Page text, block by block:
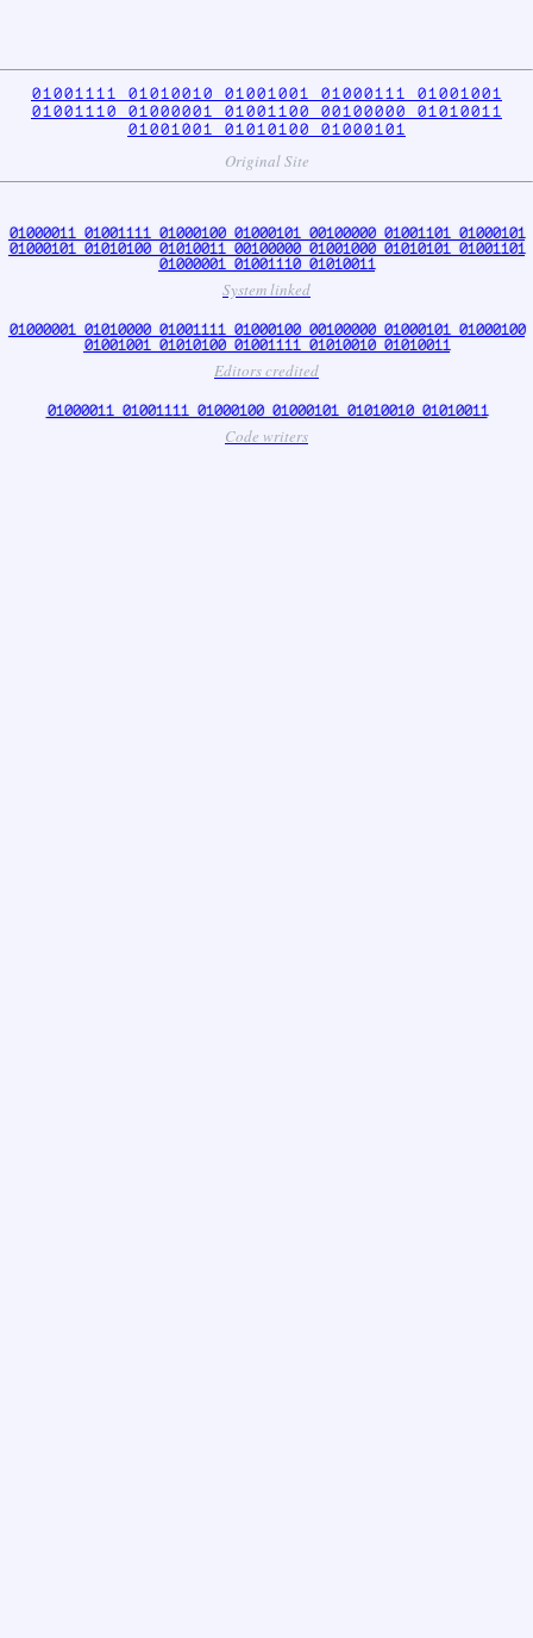
01001111 01010010 01001001 01000111 01001001
01001110 01000001 01001100 00100000 01010011
01001001 01010100 01000101
Original Site
01000011 01001111 01000100 01000101 00100000 01001101 01000101
01000101 01010100 01010011 00100000 01001000 01010101 01001101
01000001 01001110 01010011
System linked
01000001 01010000 01001111 01000100 00100000 01000101 01000100
01001001 01010100 01001111 01010010 01010011
Editors credited
01000011 01001111 01000100 01000101 01010010 01010011
Code writers